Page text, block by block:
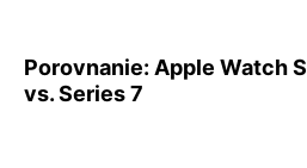
Porovnanie: Apple Watch
vs. Series 7